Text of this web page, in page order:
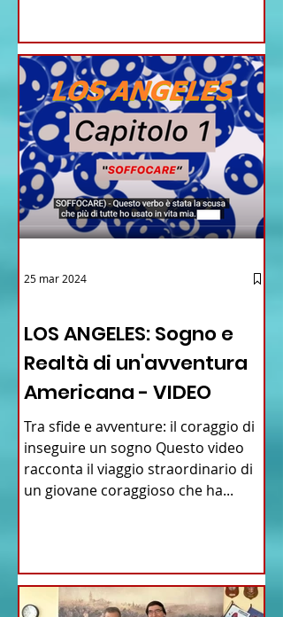
LOS ANGELES: Sogno e
Realtà di un'avventura
Americana - VIDEO
Tra sfide e avventure: il coraggio di
inseguire un sogno Questo video
racconta il viaggio straordinario di
un giovane coraggioso che ha...
25 mar 2024